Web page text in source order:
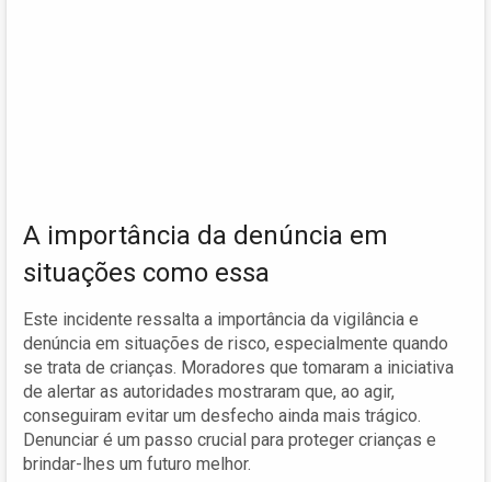
A importância da denúncia em
situações como essa
Este incidente ressalta a importância da vigilância e
denúncia em situações de risco, especialmente quando
se trata de crianças. Moradores que tomaram a iniciativa
de alertar as autoridades mostraram que, ao agir,
conseguiram evitar um desfecho ainda mais trágico.
Denunciar é um passo crucial para proteger crianças e
brindar-lhes um futuro melhor.